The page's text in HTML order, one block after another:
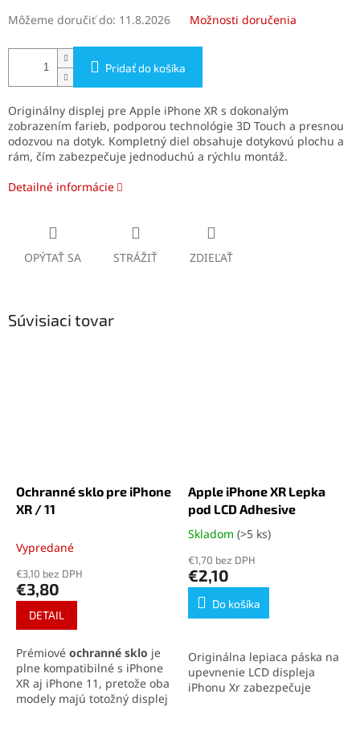
Môžeme doručiť do: 11.8.2026 Možnosti doručenia
Pridať do košíka
Originálny displej pre Apple iPhone XR s dokonalým
zobrazením farieb, podporou technológie 3D Touch a presnou
odozvou na dotyk. Kompletný diel obsahuje dotykovú plochu a
rám, čím zabezpečuje jednoduchú a rýchlu montáž.
Detailné informácie
OPÝTAŤ SA STRÁŽIŤ ZDIEĽAŤ
Súvisiaci tovar
Ochranné sklo pre iPhone
XR / 11
Vypredané
€3,10 bez DPH
€3,80
DETAIL
Prémiové ochranné sklo je
plne kompatibilné s iPhone
XR aj iPhone 11, pretože oba
modely majú totožný displej
Apple iPhone XR Lepka
pod LCD Adhesive
Priemerné
produktu
je
5,0
Skladom (>5 ks)
€1,70 bez DPH
€2,10
Do košíka
Originálna lepiaca páska na
upevnenie LCD displeja
iPhonu Xr zabezpečuje